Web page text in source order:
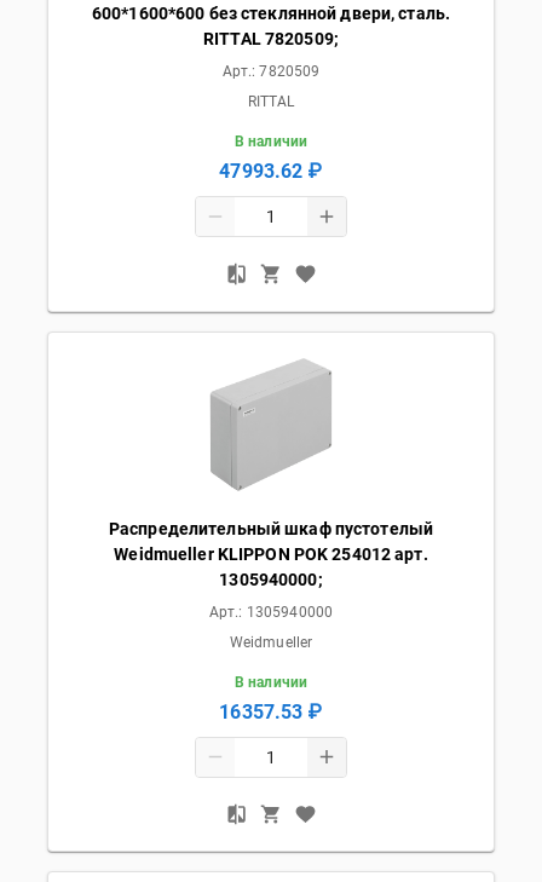
600*1600*600 без стеклянной двери, сталь.
RITTAL 7820509;
Арт.:7820509
RITTAL
В наличии
47993.62 ₽
Распределительный шкаф пустотелый
Weidmueller KLIPPON POK 254012 арт.
1305940000;
Арт.: 1305940000
Weidmueller
В наличии
16357.53 ₽